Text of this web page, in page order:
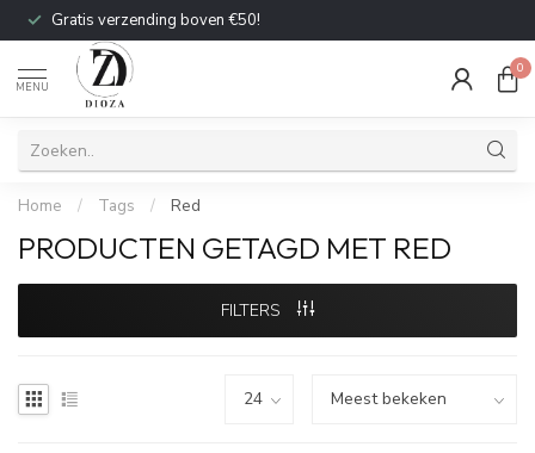
Gratis verzending boven €50!
MENU
0
Home / Tags / Red
PRODUCTEN GETAGD MET RED
FILTERS